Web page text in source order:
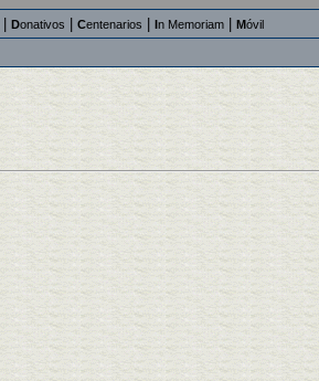
Donativos Centenarios In Memoriam Móvil